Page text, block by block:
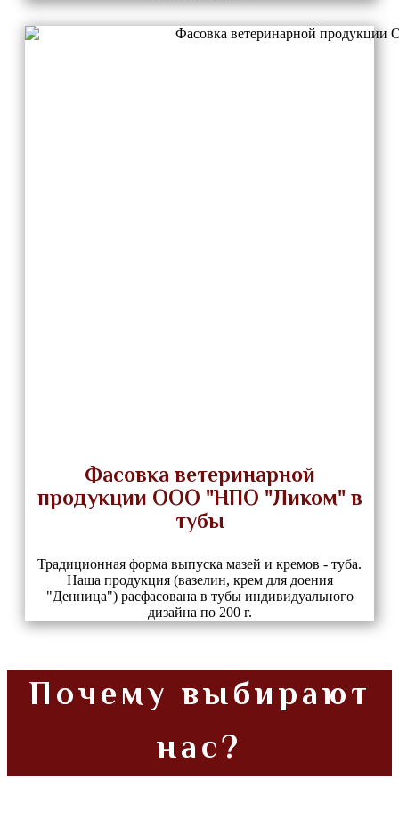
Фасовка ветеринарной
продукции ООО "НПО "Ликом" в
тубы
Традиционная форма выпуска мазей и кремов - туба.
Наша продукция (вазелин, крем для доения
"Денница") расфасована в тубы индивидуального
дизайна по 200 г.
Почему выбирают
нас?